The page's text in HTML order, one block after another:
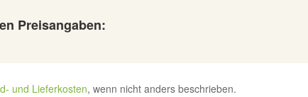
Preisangaben:
und Lieferkosten, wenn nicht anders beschrieben.